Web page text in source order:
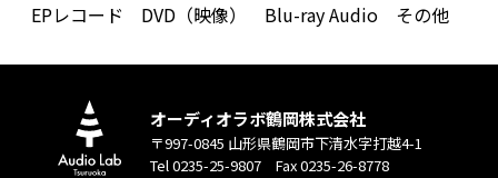
EPレコード
DVD（映像） Blu-ray Audio その他
オーディオラボ鶴岡株式会社
〒997-0845 山形県鶴岡市下清水字打越4-1
Tel 0235-25-9807 Fax 0235-26-8778